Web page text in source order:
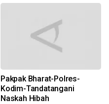
Pakpak Bharat-Polres-
Kodim-Tandatangani
Naskah Hibah